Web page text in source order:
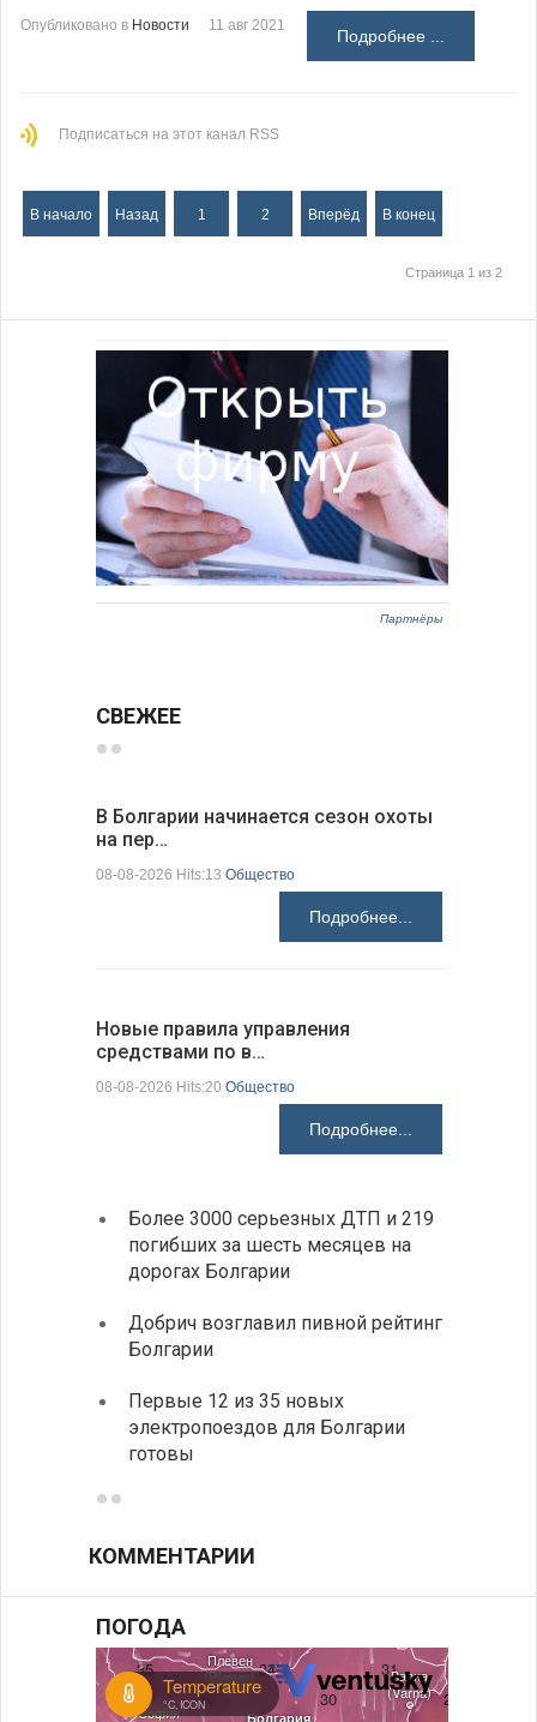
Опубликовано в Новости 11 авг 2021
Подробнее ...
Подписаться на этот канал RSS
В начало Назад 1 2 Вперёд В конец
Страница 1 из 2
Партнёры
СВЕЖЕЕ
В Болгарии начинается сезон охоты
на пер…
08-08-2026 Hits:13 Общество
Подробнее...
Новые правила управления
средствами по в…
08-08-2026 Hits:20 Общество
Подробнее...
Более 3000 серьезных ДТП и 219
погибших за шесть месяцев на
дорогах Болгарии
Добрич возглавил пивной рейтинг
Болгарии
Первые 12 из 35 новых
электропоездов для Болгарии
готовы
КОММЕНТАРИИ
ПОГОДА